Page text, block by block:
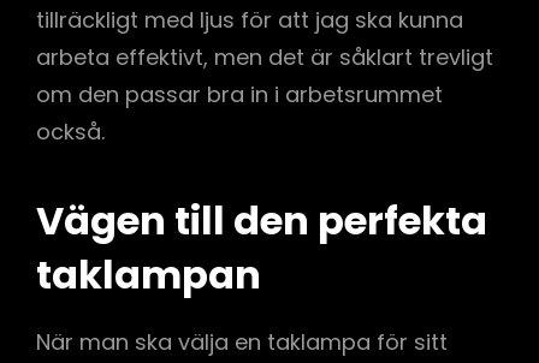
tillräckligt med ljus för att jag ska kunna
arbeta effektivt, men det är såklart trevligt
om den passar bra in i arbetsrummet
också.
Vägen till den perfekta
taklampan
När man ska välja en taklampa för sitt